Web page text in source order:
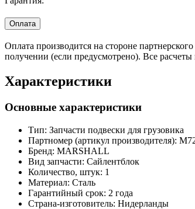
Оплата
Оплата производится на стороне
получении (если предусмотрено). Все
Характеристики
Основные характеристики
Тип: Запчасти подвески для грузовика
Партномер (артикул производителя):
Бренд: MARSHALL
Вид запчасти: Сайлентблок
Количество, штук: 1
Материал: Сталь
Гарантийный срок: 2 года
Страна-изготовитель: Нидерланды